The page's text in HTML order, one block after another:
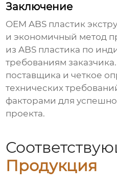
Заключение
OEM ABS пластик
и экономичный метод
из ABS пластика по
требованиям
поставщика и четкое
технических
факторами для
проекта.
Продукция